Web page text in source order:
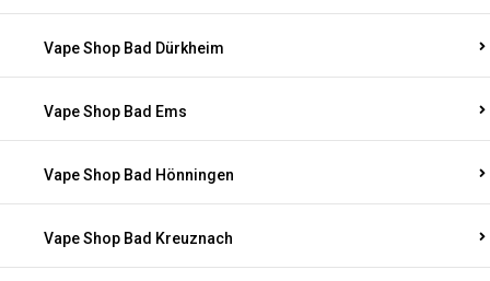
Vape Shop Bad Dürkheim
Vape Shop Bad Ems
Vape Shop Bad Hönningen
Vape Shop Bad Kreuznach